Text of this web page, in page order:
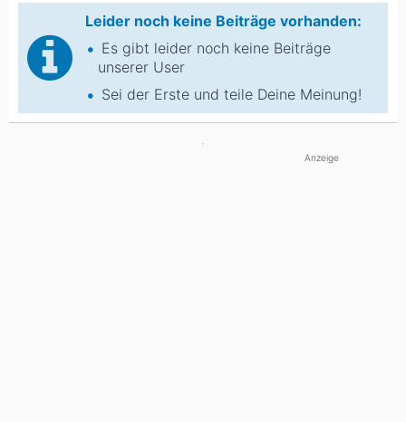
Leider noch keine Beiträge vorhanden:
Es gibt leider noch keine Beiträge
unserer User
Sei der Erste und teile Deine Meinung!
Anzeige